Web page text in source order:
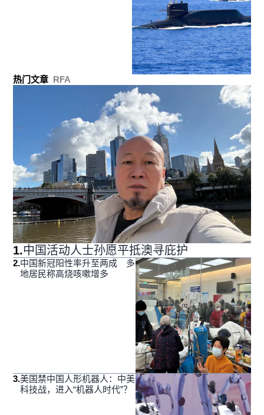
热门文章 RFA
1.中国活动人士孙愿平抵澳寻庇护
2.中国新冠阳性率升至两成 多
地居民称高烧咳嗽增多
3.美国禁中国人形机器人：中美
科技战，进入“机器人时代”？